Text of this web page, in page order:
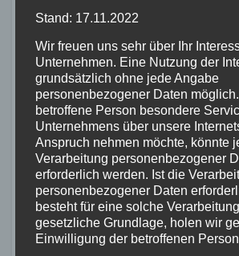
     über die Tasten ein.
   - Im Notfall wählen Sie die
110, Notruf Polizei!
   - Halten Sie in allen Fällen
telefonische
     Angehörigen oder
kontaktieren Sie diese
"alten"
     Nummer.
   - Tätigen Sie keine
Stand: 17.11.2022
Wir freuen uns sehr über Ihr
Unternehmen. Eine Nutzung der
grundsätzlich ohne jede Angabe
personenbezogener Daten
betroffene Person besondere
Unternehmens über unsere
Anspruch nehmen möchte, könnte
Verarbeitung personenbezogener
erforderlich werden. Ist die
personenbezogener Daten
besteht für eine solche
gesetzliche Grundlage, holen wir
Einwilligung der betroffenen